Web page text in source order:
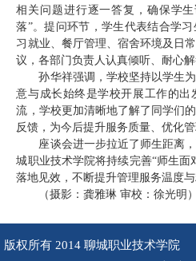
相关问题进行逐一答复，确保学
落”。提问环节，学生代表结合学
习就业、餐厅管理、宿舍环境及日
议，各部门负责人认真倾听、耐心解
孙华祥强调，学校坚持以学生
意与成长始终是学校开展工作的出
流，学校更加清晰地了解了同学们
反馈，为今后提升服务质量、优化
座谈会进一步拉近了师生距离
城职业技术学院将持续完善“师生面
落地见效，不断提升管理服务温度
（摄影：龚雅琳 审校：徐光明）
版权所有 2014 聊城职业技术学院